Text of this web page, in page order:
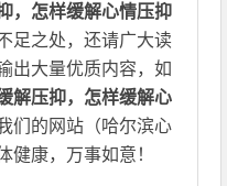
，怎样缓解心情压抑
足之处，还请广大读
出大量优质内容，如
解压抑，怎样缓解心
们的网站（哈尔滨心
健康，万事如意！